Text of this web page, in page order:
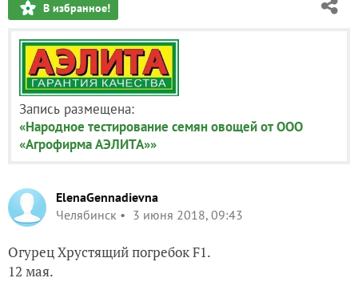
В избранное!
Запись размещена:
«Народное тестирование семян овощей от ООО
«Агрофирма АЭЛИТА»»
ElenaGennadievna
Челябинск
3 июня 2018, 09:43
Огурец Хрустящий погребок F1.
12 мая.